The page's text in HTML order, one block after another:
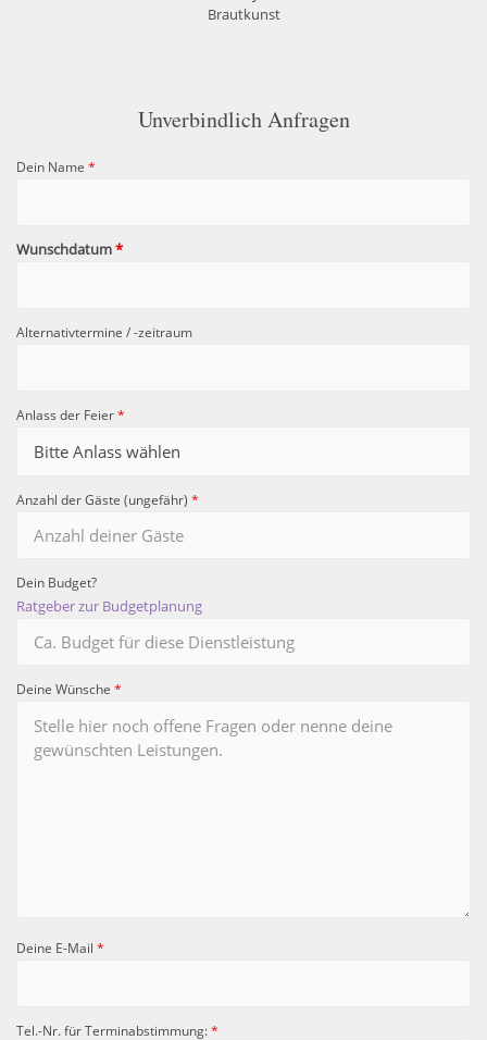
Brautkunst
Unverbindlich Anfragen
Dein Name *
Wunschdatum*
Alternativtermine / -zeitraum
Anlass der Feier*
Anzahl der Gäste (ungefähr) *
Dein Budget?
Ratgeber zur Budgetplanung
Deine Wünsche *
Deine E-Mail *
Tel.-Nr. für Terminabstimmung:*